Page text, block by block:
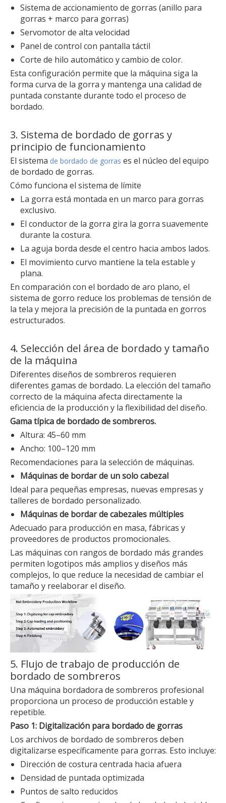
Sistema de accionamiento de gorras (anillo para
gorras + marco para gorras)
Servomotor de alta velocidad
Panel de control con pantalla táctil
Corte de hilo automático y cambio de color.
Esta configuración permite que la máquina siga la
forma curva de la gorra y mantenga una calidad de
puntada constante durante todo el proceso de
bordado.
3. Sistema de bordado de gorras y
principio de funcionamiento
El sistema de bordado de gorras es el núcleo del equipo
de bordado de gorras.
Cómo funciona el sistema de límite
La gorra está montada en un marco para gorras
exclusivo.
El conductor de la gorra gira la gorra suavemente
durante la costura.
La aguja borda desde el centro hacia ambos lados.
El movimiento curvo mantiene la tela estable y
plana.
En comparación con el bordado de aro plano, el
sistema de gorro reduce los problemas de tensión de
la tela y mejora la precisión de la puntada en gorros
estructurados.
4. Selección del área de bordado y tamaño
de la máquina
Diferentes diseños de sombreros requieren
diferentes gamas de bordado. La elección del tamaño
correcto de la máquina afecta directamente la
eficiencia de la producción y la flexibilidad del diseño.
Gama típica de bordado de sombreros.
Altura: 45–60 mm
Ancho: 100–120 mm
Recomendaciones para la selección de máquinas.
Máquinas de bordar de un solo cabezal
Ideal para pequeñas empresas, nuevas empresas y
talleres de bordado personalizado.
Máquinas de bordar de cabezales múltiples
Adecuado para producción en masa, fábricas y
proveedores de productos promocionales.
Las máquinas con rangos de bordado más grandes
permiten logotipos más amplios y diseños más
complejos, lo que reduce la necesidad de cambiar el
tamaño y reelaborar el diseño.
5. Flujo de trabajo de producción de
bordado de sombreros
Una máquina bordadora de sombreros profesional
proporciona un proceso de producción estable y
repetible.
Paso 1: Digitalización para bordado de gorras
Los archivos de bordado de sombreros deben
digitalizarse específicamente para gorras. Esto incluye:
Dirección de costura centrada hacia afuera
Densidad de puntada optimizada
Puntos de salto reducidos